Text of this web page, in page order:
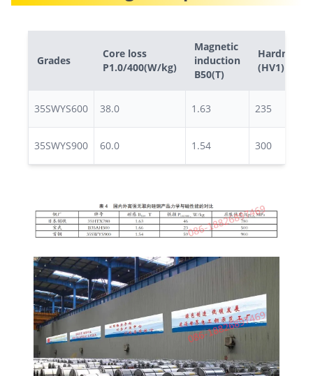
Grades
Core loss
P1.0/400(W/kg)
Magnetic
induction
B50(T)
Hardness
(HV1)
35SWYS600 38.0 1.63 235
35SWYS900 60.0 1.54 300